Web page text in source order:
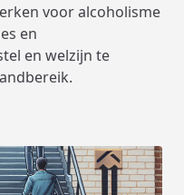
voor alcoholisme
en
en welzijn te